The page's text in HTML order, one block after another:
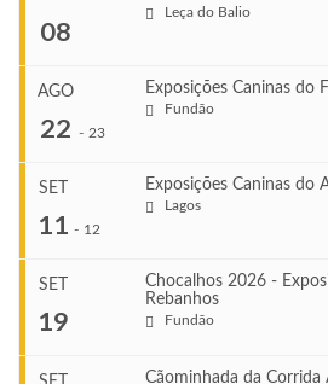
08
Leça do Balio
COMEÇA
Ago 8, 2026
TERMINA
Ago 8, 2026
Leça do Balio
AGO
22 - 23
Exposições Caninas do
Fundão
Ago 22, 2026
Ago 23, 2026
SET
11 - 12
Exposições Caninas do
Lagos
SET
19
Chocalhos 2026 -
Rebanhos
Fundão
Cãominhada da Corrida